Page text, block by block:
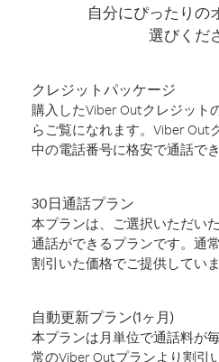
自分にぴったりの
選びくだ
クレジットパッケージ
購入したViber Outクレジット
らご覧になれます。Viber Out
中の電話番号に格安で通話でき
30日通話プラン
本プランは、ご選択いただい
通話ができるプランです。通
割引いた価格でご提供していま
自動更新プラン(1ヶ月)
本プランは月単位で通話料が
常のViber Outプランより割引